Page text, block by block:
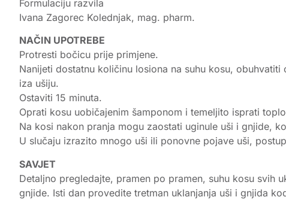
Formulaciju razvila
Ivana Zagorec Kolednjak, mag. pharm.
NAČIN UPOTREBE
Protresti bočicu prije primjene.
Nanijeti dostatnu količinu losiona na suhu kosu,
iza ušiju.
Ostaviti 15 minuta.
Oprati kosu uobičajenim šamponom i temeljito isprati
Na kosi nakon pranja mogu zaostati uginule uši i gnjide,
U slučaju izrazito mnogo uši ili ponovne pojave uši,
SAVJET
Detaljno pregledajte, pramen po pramen, suhu kosu svih
gnjide. Isti dan provedite tretman uklanjanja uši i gnjida